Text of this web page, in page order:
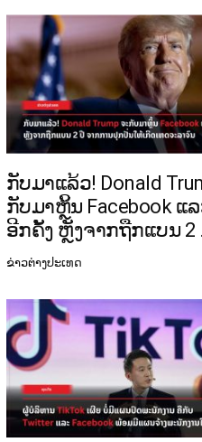
ກັບມາແລ້ວ! Donald
ກັບມາຫຼິ້ນ Facebook ແລ
ອີກຄັ້ງ ຫຼັງຈາກຖືກແບນ 2
ຂ່າວຕ່າງປະເທດ